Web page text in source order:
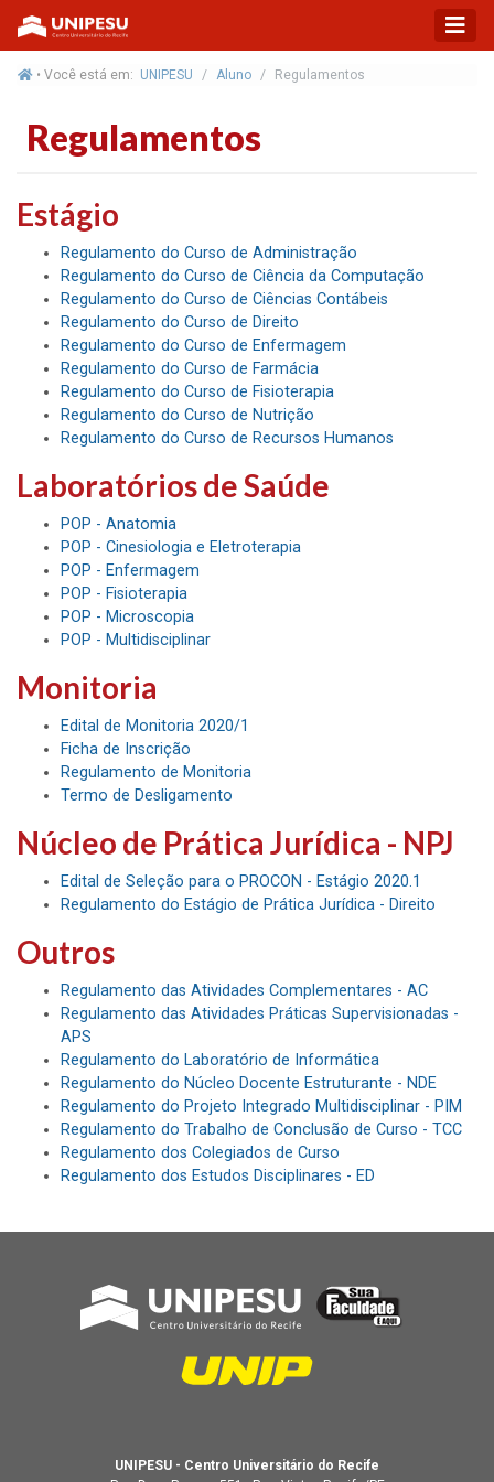
• Você está em: UNIPESU Aluno Regulamentos
Regulamentos
Estágio
Regulamento do Curso de Administração
Regulamento do Curso de Ciência da Computação
Regulamento do Curso de Ciências Contábeis
Regulamento do Curso de Direito
Regulamento do Curso de Enfermagem
Regulamento do Curso de Farmácia
Regulamento do Curso de Fisioterapia
Regulamento do Curso de Nutrição
Regulamento do Curso de Recursos Humanos
Laboratórios de Saúde
POP - Anatomia
POP - Cinesiologia e Eletroterapia
POP - Enfermagem
POP - Fisioterapia
POP - Microscopia
POP - Multidisciplinar
Monitoria
Edital de Monitoria 2020/1
Ficha de Inscrição
Regulamento de Monitoria
Termo de Desligamento
Núcleo de Prática Jurídica - NPJ
Edital de Seleção para o PROCON - Estágio 2020.1
Regulamento do Estágio de Prática Jurídica - Direito
Outros
Regulamento das Atividades Complementares - AC
Regulamento das Atividades Práticas Supervisionadas -
APS
Regulamento do Laboratório de Informática
Regulamento do Núcleo Docente Estruturante - NDE
Regulamento do Projeto Integrado Multidisciplinar - PIM
Regulamento do Trabalho de Conclusão de Curso - TCC
Regulamento dos Colegiados de Curso
Regulamento dos Estudos Disciplinares - ED
UNIPESU - Centro Universitário do Recife